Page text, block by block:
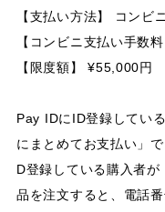
【支払い方法】 コンビ
【コンビニ支払い手数
【限度額】 ¥55,000円
Pay IDにID登録してい
にまとめてお支払い」
D登録している購入者
品を注文すると、電話